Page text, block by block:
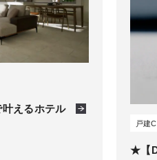
叶えるホテル
★【
戸建